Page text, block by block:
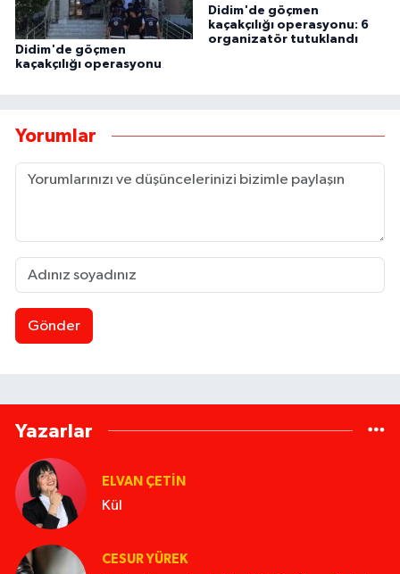
Didim'de göçmen
kaçakçılığı operasyonu
Didim'de göçmen
kaçakçılığı operasyonu: 6
organizatör tutuklandı
Yorumlar
Gönder
Yazarlar
ELVAN ÇETIN
Kül
CESUR YÜREK